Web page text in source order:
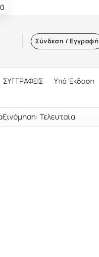
Σύνδεση / Εγγραφή
ΣΥΓΓΡΑΦΕΙΣ Υπό Έκδοση